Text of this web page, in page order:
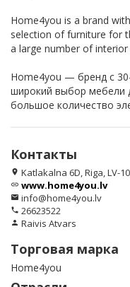
Home4you is a brand
selection of furniture for
a large number of interior
Home4you — бренд с
широкий выбор мебели
большое количество
Контакты
location_on Katlakalna 6D, Riga, LV-
link www.home4you.lv
email info@home4you.lv
phone 26623522
person Raivis Atvars
Торговая марка
Home4you